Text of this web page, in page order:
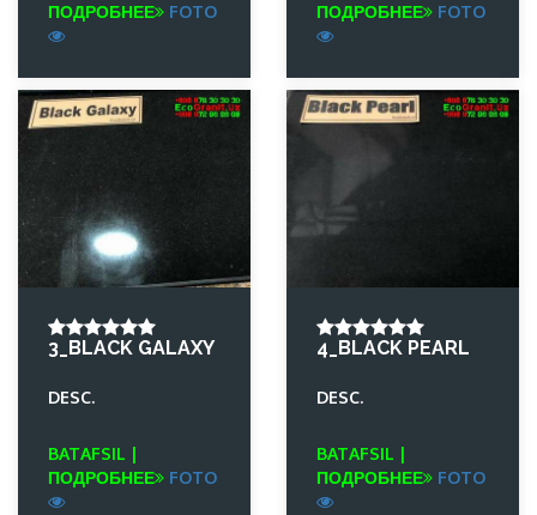
ПОДРОБНЕЕ
FOTO
ПОДРОБНЕЕ
FOTO
3_BLACK GALAXY
DESC.
BATAFSIL |
ПОДРОБНЕЕ
FOTO
4_BLACK PEARL
DESC.
BATAFSIL |
ПОДРОБНЕЕ
FOTO